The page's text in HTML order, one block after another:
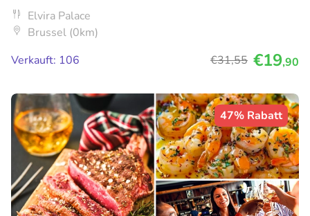
Elvira Palace
Brussel (0km)
Verkauft: 106
€31,55 €19,90
47% Rabatt